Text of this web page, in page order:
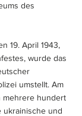
des
19. April 1943,
wurde das
umstellt. Am
mehrere hundert
ukrainische und